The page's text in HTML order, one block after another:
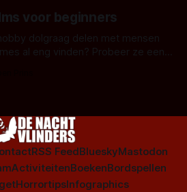
Maar Nederlandse horror
een aantal Nederlandse tv-
series uit het duistere of horrorgenre. Als
voor beginners
dolgraag delen met mensen
al eng vinden? Probeer ze eens
RSS FeedBlueskyMastodon
ActiviteitenBoekenBordspellen
HorrortipsInfographics